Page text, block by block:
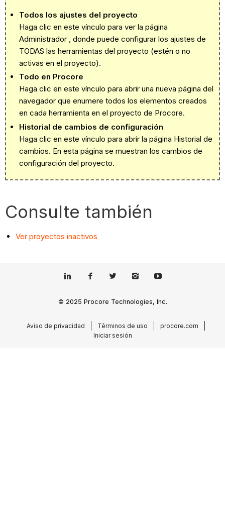
Todos los ajustes del proyecto
Haga clic en este vínculo para ver la página
Administrador , donde puede configurar los ajustes de
TODAS las herramientas del proyecto (estén o no
activas en el proyecto).
Todo en Procore
Haga clic en este vínculo para abrir una nueva página del
navegador que enumere todos los elementos creados
en cada herramienta en el proyecto de Procore.
Historial de cambios de configuración
Haga clic en este vínculo para abrir la página Historial de
cambios. En esta página se muestran los cambios de
configuración del proyecto.
Consulte también
Ver proyectos inactivos
© 2025 Procore Technologies, Inc.
Aviso de privacidad Términos de uso
procore.com
Iniciar sesión